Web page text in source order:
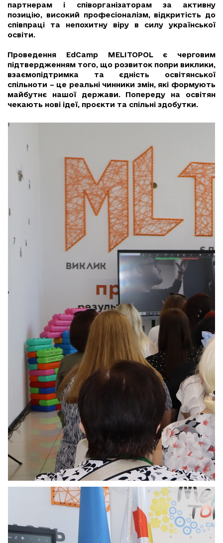
партнерам і співорганізаторам за активну
позицію, високий професіоналізм, відкритість до
співпраці та непохитну віру в силу української
освіти.
Проведення EdCamp MELITOPOL є черговим
підтвердженням того, що розвиток попри виклики,
взаємопідтримка та єдність освітянської
спільноти – це реальні чинники змін, які формують
майбутнє нашої держави. Попереду на освітян
чекають нові ідеї, проєкти та спільні здобутки.